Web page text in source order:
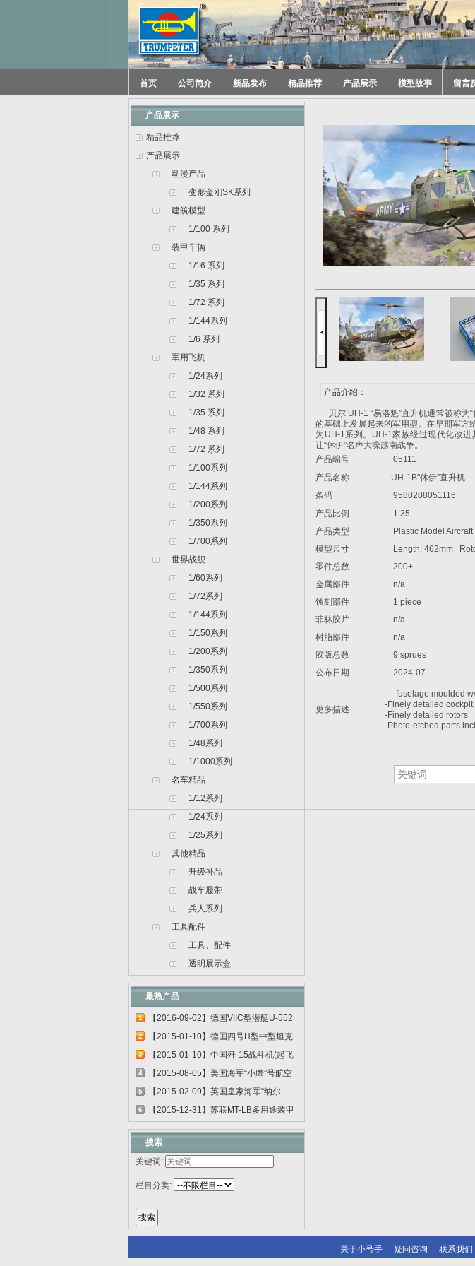
首页 公司简介 新品发布 精品推荐 产品展示 模型故事 留言
产品展示
精品推荐
产品展示
动漫产品
变形金刚SK系列
建筑模型
1/100 系列
装甲车辆
1/16 系列
1/35 系列
1/72 系列
1/144系列
1/6 系列
军用飞机
1/24系列
1/32 系列
1/35 系列
1/48 系列
1/72 系列
1/100系列
1/144系列
1/200系列
1/350系列
1/700系列
世界战舰
1/60系列
1/72系列
1/144系列
1/150系列
1/200系列
1/350系列
1/500系列
1/550系列
1/700系列
1/48系列
1/1000系列
名车精品
1/12系列
1/24系列
1/25系列
其他精品
升级补品
战车履带
兵人系列
工具配件
工具、配件
透明展示盒
最热产品
1
【2016-09-02】德国VIIC型潜艇U-552
06801
2
【2015-01-10】德国四号H型中型坦克
00920
3
【2015-01-10】中国歼-15战斗机(起飞
甲板...
4
【2015-08-05】美国海军“小鹰”号航空
母...
5
【2015-02-09】英国皇家海军“纳尔
逊”号...
6
【2015-12-31】苏联MT-LB多用途装甲
运输车...
搜索
关键词:
栏目分类:
产品介绍：
贝尔 UH-1 “易洛魁”直升机通常被称为
的基础上发展起来的军用型。在早期军
为UH-1系列。UH-1家族经过现代化改
让“休伊”名声大噪越南战争。
产品编号
05111
产品名称
UH-1B"休伊"直升机
条码
9580208051116
产品比例
1:35
产品类型
Plastic Model Aircraft
模型尺寸
Length: 462mm
零件总数
200+
金属部件
n/a
蚀刻部件
1 piece
菲林胶片
n/a
树脂部件
n/a
胶版总数
9 sprues
公布日期
2024-07
更多描述
-fuselage moulded
-Finely detailed cockpit
-Finely detailed rotors
-Photo-etched parts
关于小号手 疑问咨询 联系我们